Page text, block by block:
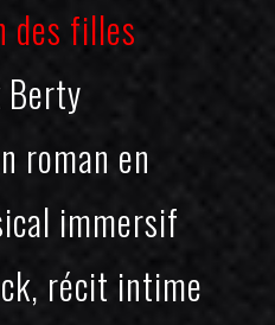
des filles
Berty
roman en
immersif
récit intime